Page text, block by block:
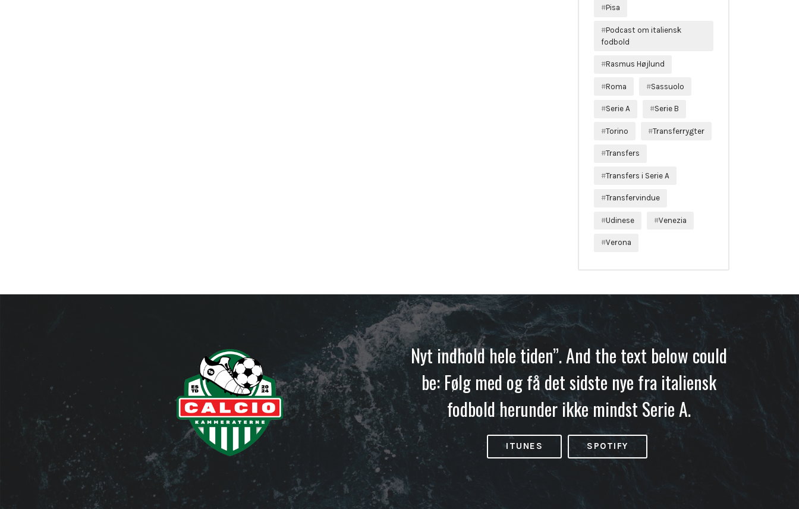
Pisa
Podcast om italiensk
fodbold
Rasmus Højlund
Roma Sassuolo
Serie A Serie B
Torino Transferrygter
Transfers
Transfers i Serie A
Transfervindue
Udinese Venezia
Verona
Nyt indhold hele tiden”. And the text below could
be: Følg med og få det sidste nye fra italiensk
fodbold herunder ikke mindst Serie A.
ITUNES SPOTIFY